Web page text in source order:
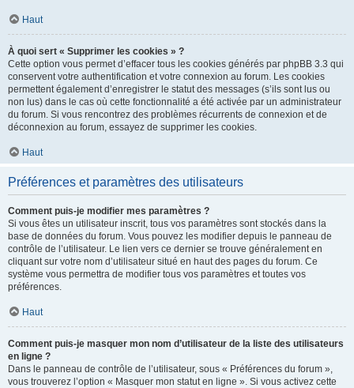
Haut
À quoi sert « Supprimer les cookies » ?
Cette option vous permet d’effacer tous les cookies générés par phpBB 3.3 qui
conservent votre authentification et votre connexion au forum. Les cookies
permettent également d’enregistrer le statut des messages (s’ils sont lus ou
non lus) dans le cas où cette fonctionnalité a été activée par un administrateur
du forum. Si vous rencontrez des problèmes récurrents de connexion et de
déconnexion au forum, essayez de supprimer les cookies.
Haut
Préférences et paramètres des utilisateurs
Comment puis-je modifier mes paramètres ?
Si vous êtes un utilisateur inscrit, tous vos paramètres sont stockés dans la
base de données du forum. Vous pouvez les modifier depuis le panneau de
contrôle de l’utilisateur. Le lien vers ce dernier se trouve généralement en
cliquant sur votre nom d’utilisateur situé en haut des pages du forum. Ce
système vous permettra de modifier tous vos paramètres et toutes vos
préférences.
Haut
Comment puis-je masquer mon nom d’utilisateur de la liste des utilisateurs
en ligne ?
Dans le panneau de contrôle de l’utilisateur, sous « Préférences du forum »,
vous trouverez l’option « Masquer mon statut en ligne ». Si vous activez cette